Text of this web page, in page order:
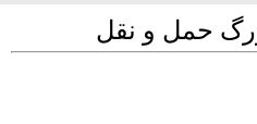
حمل و نقل